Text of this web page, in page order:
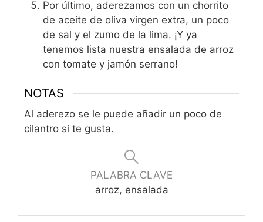
Por último, aderezamos con un chorrito
de aceite de oliva virgen extra, un poco
de sal y el zumo de la lima. ¡Y ya
tenemos lista nuestra ensalada de arroz
con tomate y jamón serrano!
NOTAS
Al aderezo se le puede añadir un poco de
cilantro si te gusta.
PALABRA CLAVE
arroz, ensalada